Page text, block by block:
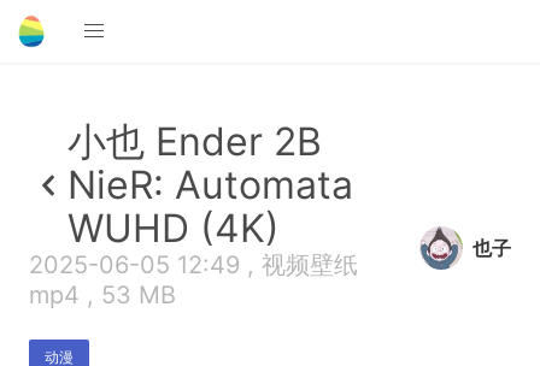
小也 Ender 2B
NieR: Automata
WUHD (4K)
2025-06-05 12:49 , 视频壁纸
mp4 , 53 MB
动漫
也子